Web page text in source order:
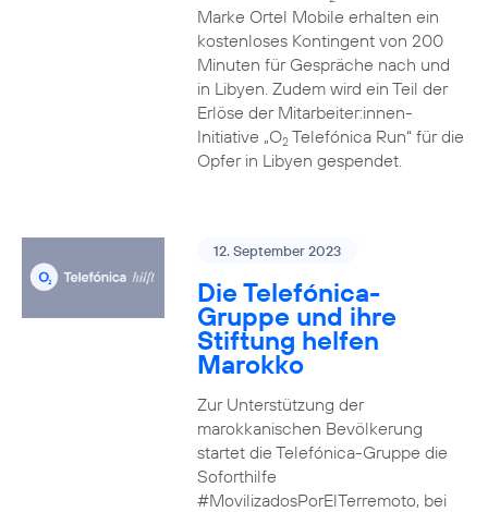
Marke Ortel Mobile erhalten ein
kostenloses Kontingent von 200
Minuten für Gespräche nach und
in Libyen. Zudem wird ein Teil der
Erlöse der Mitarbeiter:innen-
Initiative „O2Telefónica Run“ für die
Opfer in Libyen gespendet.
12. September 2023
Die Telefónica-
Gruppe und ihre
Stiftung helfen
Marokko
Zur Unterstützung der
marokkanischen Bevölkerung
startet die Telefónica-Gruppe die
Soforthilfe
#MovilizadosPorElTerremoto, bei